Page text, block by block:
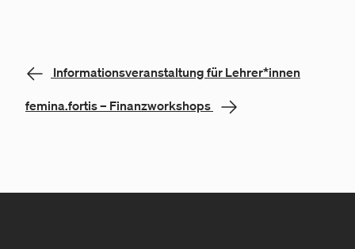
Informationsveranstaltung für Lehrer*innen
femina.fortis – Finanzworkshops